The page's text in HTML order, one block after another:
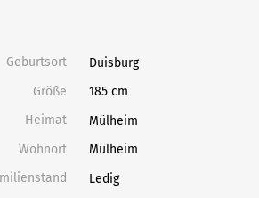
Geburtsort
Duisburg
Größe
185 cm
Heimat
Mülheim
Wohnort
Mülheim
Ledig